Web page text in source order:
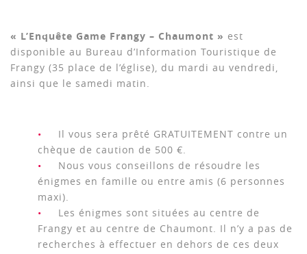
« L’Enquête Game Frangy – Chaumont » est
disponible au Bureau d’Information Touristique de
Frangy (35 place de l’église), du mardi au vendredi,
ainsi que le samedi matin.
Il vous sera prêté GRATUITEMENT contre un
chèque de caution de 500 €.
Nous vous conseillons de résoudre les
énigmes en famille ou entre amis (6 personnes
maxi).
Les énigmes sont situées au centre de
Frangy et au centre de Chaumont. Il n’y a pas de
recherches à effectuer en dehors de ces deux